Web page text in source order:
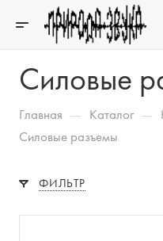
Силовые
Главная — Каталог —
Силовые разъемы
ФИЛЬТР